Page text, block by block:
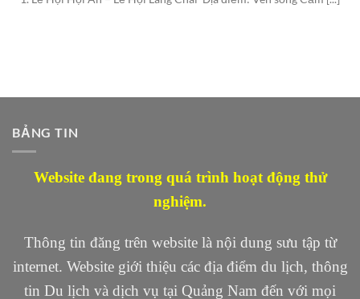
BẢNG TIN
Website đang trong quá trình hoạt động thử
nghiệm.
Thông tin đăng trên website là nội dung sưu tập từ
internet. Website giới thiệu các địa điểm du lịch, thông
tin Du lịch và dịch vụ tại Quảng Nam đến với mọi